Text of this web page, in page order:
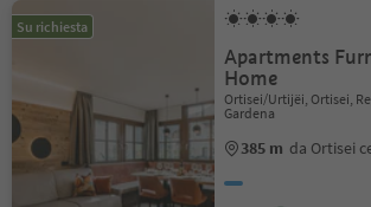
Su richiesta
Apartments
Home
Ortisei/Urtijëi, Ortisei,
Gardena
385 m da Ortisei